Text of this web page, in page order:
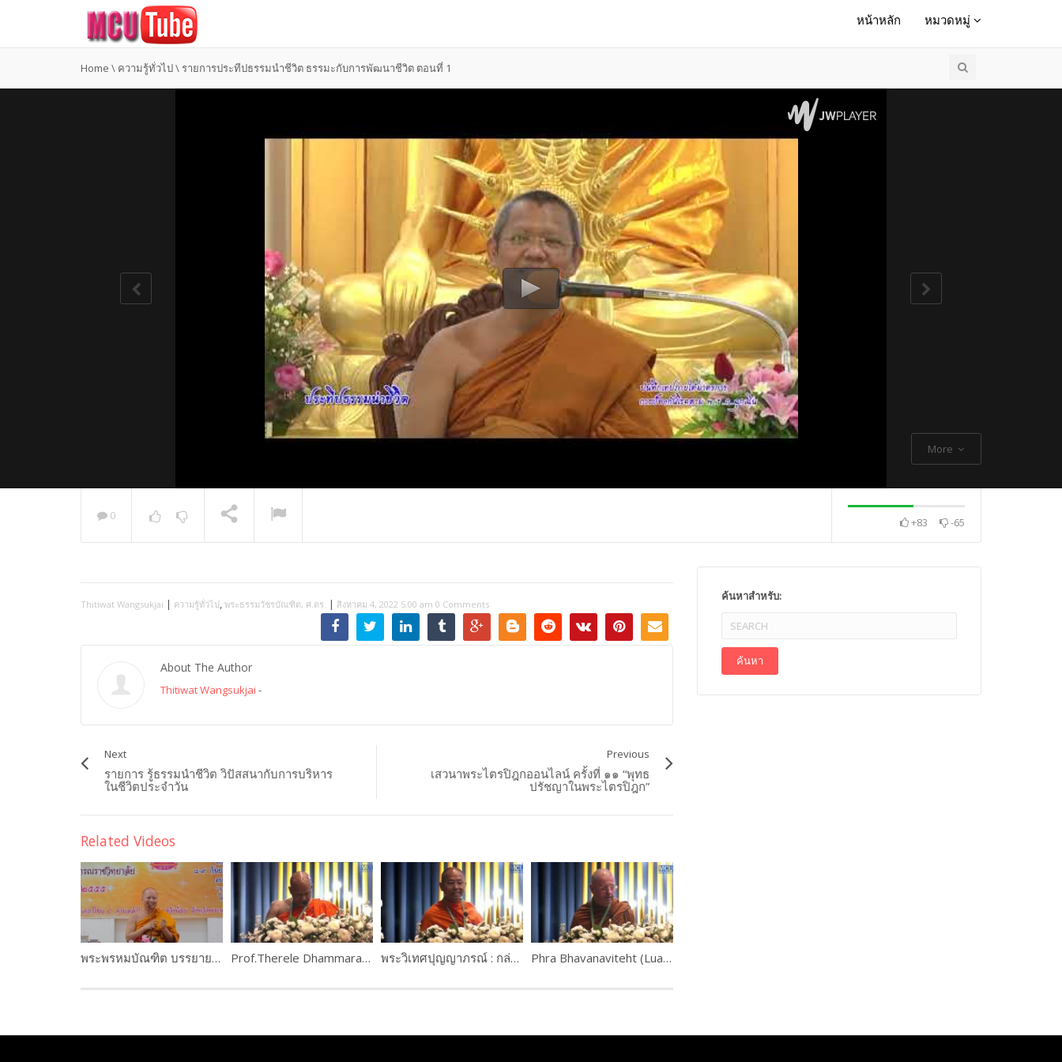
หน้าหลัก หมวดหมู่
Home \ ความรู้ทั่วไป\รายการประทีปธรรมนำชีวิต ธรรมะกับการพัฒนาชีวิต ตอนที่ 1
More
Most Ven Dr. Thch Quang
0 +83 -65
Thitiwat Wangsukjai | ความรู้ทั่วไป, พระธรรมวัชรบัณฑิต, ศ.ดร. | สิงหาคม 4, 2022 5:00 am 0 Comments
About The Author
Thitiwat Wangsukjai -
Next
รายการ รู้ธรรมนำชีวิต วิปัสสนากับการบริหาร
ในชีวิตประจำวัน
Previous
เสวนาพระไตรปิฎกออนไลน์ ครั้งที่ ๑๑ “พุทธ
ปรัชญาในพระไตรปิฎก”
Related Videos
พระพรหมบัณฑิต บรรยายพิเศษในงานอบรมครูสอนศีลธรรมในโรงเรียน Prof.Therele Dhammarathana, Sri Lanka พระวิเทศปุญญาภรณ์ : กล่าวแสดงความยินดี Phra Bhavanaviteht (Luangpor Khammadhammo)
ค้นหาสำหรับ: